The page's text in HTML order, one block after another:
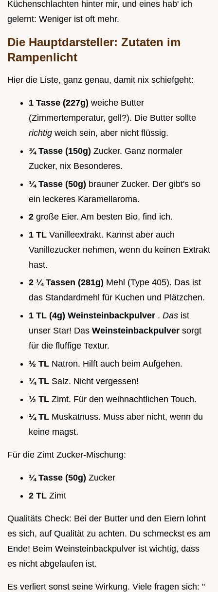
Küchenschlachten hinter mir, und eines hab' ich
gelernt: Weniger ist oft mehr.
Die Hauptdarsteller: Zutaten im
Rampenlicht
Hier die Liste, ganz genau, damit nix schiefgeht:
1 Tasse (227g) weiche Butter
(Zimmertemperatur, gell?). Die Butter sollte
richtig weich sein, aber nicht flüssig.
¾ Tasse (150g) Zucker. Ganz normaler
Zucker, nix Besonderes.
¼ Tasse (50g) brauner Zucker. Der gibt's so
ein leckeres Karamellaroma.
2 große Eier. Am besten Bio, find ich.
1 TL Vanilleextrakt. Kannst aber auch
Vanillezucker nehmen, wenn du keinen Extrakt
hast.
2 ¼ Tassen (281g) Mehl (Type 405). Das ist
das Standardmehl für Kuchen und Plätzchen.
1 TL (4g) Weinsteinbackpulver . Das ist
unser Star! Das Weinsteinbackpulver sorgt
für die fluffige Textur.
½ TL Natron. Hilft auch beim Aufgehen.
¼ TL Salz. Nicht vergessen!
½ TL Zimt. Für den weihnachtlichen Touch.
¼ TL Muskatnuss. Muss aber nicht, wenn du
keine magst.
Für die Zimt Zucker-Mischung:
¼ Tasse (50g) Zucker
2 TL Zimt
Qualitäts Check: Bei der Butter und den Eiern lohnt
es sich, auf Qualität zu achten. Du schmeckst es am
Ende! Beim Weinsteinbackpulver ist wichtig, dass
es nicht abgelaufen ist.
Es verliert sonst seine Wirkung. Viele fragen sich: "